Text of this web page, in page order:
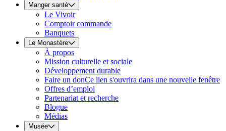
Manger santé
Le Vivoir
Comptoir commande
Banquets
Le Monastère
À propos
Mission culturelle et sociale
Développement durable
Faire un donCe lien s'ouvrira dans une nouvelle fenêtre
Offres d’emploi
Partenariat et recherche
Blogue
Médias
Musée